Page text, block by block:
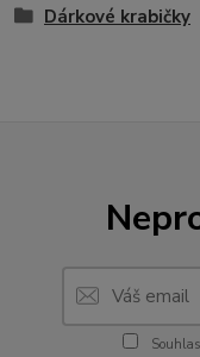
Dárkové krabičky